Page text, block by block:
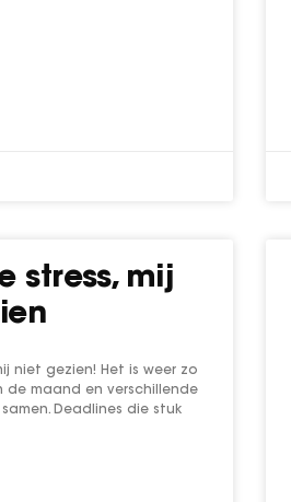
stress, mij
niet gezien! Het is weer zo
de maand en verschillende
Deadlines die stuk